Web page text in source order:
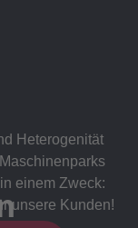
Heterogenität
einem Zweck:
unsere Kunden!